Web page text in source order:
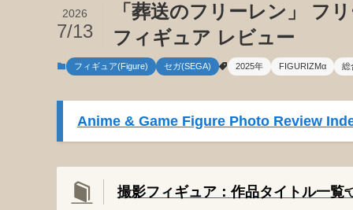
「葬送のフリーレン」 フ
フィギュア レビュー
2026
7/13
フィギュア(Figure) セガ(SEGA) 2025年 FIGURIZMα 総
Anime & Game Figure Photo Review
撮影フィギュア：作品タイトル一覧